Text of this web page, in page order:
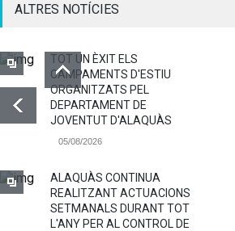
ALTRES NOTÍCIES
TOT UN ÈXIT ELS
CAMPAMENTS D'ESTIU
ORGANITZATS PEL
DEPARTAMENT DE
JOVENTUT D'ALAQUÀS
05/08/2026
ALAQUÀS CONTINUA
REALITZANT ACTUACIONS
SETMANALS DURANT TOT
L'ANY PER AL CONTROL DE